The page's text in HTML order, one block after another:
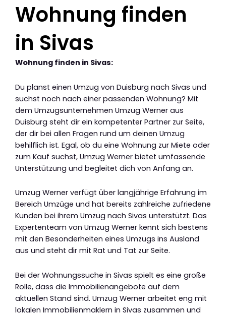
Wohnung finden
in Sivas
Wohnung finden in Sivas:
Du planst einen Umzug von Duisburg nach Sivas und
suchst noch nach einer passenden Wohnung? Mit
dem Umzugsunternehmen Umzug Werner aus
Duisburg steht dir ein kompetenter Partner zur Seite,
der dir bei allen Fragen rund um deinen Umzug
behilflich ist. Egal, ob du eine Wohnung zur Miete oder
zum Kauf suchst, Umzug Werner bietet umfassende
Unterstützung und begleitet dich von Anfang an.
Umzug Werner verfügt über langjährige Erfahrung im
Bereich Umzüge und hat bereits zahlreiche zufriedene
Kunden bei ihrem Umzug nach Sivas unterstützt. Das
Expertenteam von Umzug Werner kennt sich bestens
mit den Besonderheiten eines Umzugs ins Ausland
aus und steht dir mit Rat und Tat zur Seite.
Bei der Wohnungssuche in Sivas spielt es eine große
Rolle, dass die Immobilienangebote auf dem
aktuellen Stand sind. Umzug Werner arbeitet eng mit
lokalen Immobilienmaklern in Sivas zusammen und